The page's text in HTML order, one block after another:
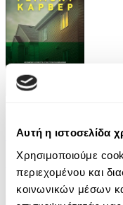
Αυτή η ιστοσελίδα
Χρησιμοποιούμε
περιεχομένου και
κοινωνικών μέσων
Ελέφαντας
Ρέιμοντ Κάρβερ
7.99€